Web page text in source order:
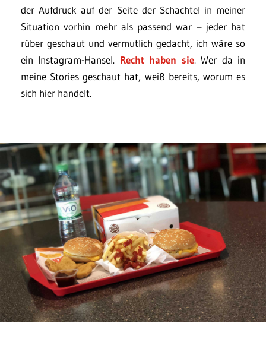
der Aufdruck auf der Seite der Schachtel in meiner
Situation vorhin mehr als passend war – jeder hat
rüber geschaut und vermutlich gedacht, ich wäre so
ein Instagram-Hansel. Recht haben sie. Wer da in
meine Stories geschaut hat, weiß bereits, worum es
sich hier handelt.